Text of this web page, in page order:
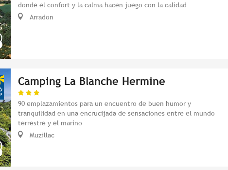
donde el confort y la calma hacen juego con la calidad
Arradon
Camping La Blanche Hermine
90 emplazamientos para un encuentro de buen humor y
tranquilidad en una encrucijada de sensaciones entre el mundo
terrestre y el marino
Muzillac